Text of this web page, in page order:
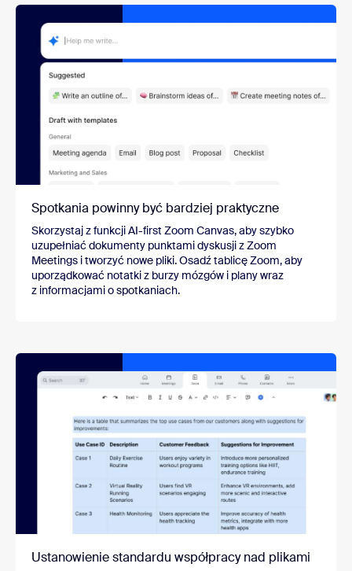
Spotkania powinny być bardziej praktyczne
Skorzystaj z funkcji AI-first Zoom Canvas, aby szybko
uzupełniać dokumenty punktami dyskusji z Zoom
Meetings i tworzyć nowe pliki. Osadź tablicę Zoom, aby
uporządkować notatki z burzy mózgów i plany wraz
z informacjami o spotkaniach.
Ustanowienie standardu współpracy nad plikami